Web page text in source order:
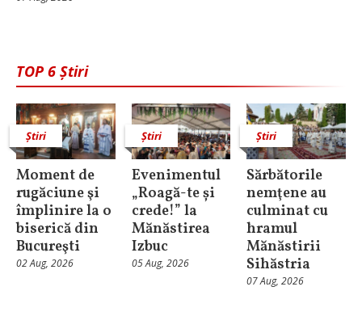
TOP 6 Știri
Știri
Moment de
rugăciune şi
împlinire la o
biserică din
Bucureşti
02 Aug, 2026
Știri
Evenimentul
„Roagă-te și
crede!” la
Mănăstirea
Izbuc
05 Aug, 2026
Știri
Sărbătorile
nemţene au
culminat cu
hramul
Mănăstirii
Sihăstria
07 Aug, 2026